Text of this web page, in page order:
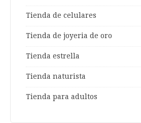
Tienda de celulares
Tienda de joyeria de oro
Tienda estrella
Tienda naturista
Tienda para adultos